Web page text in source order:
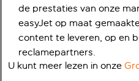
de prestaties van onze
easyJet op maat
content te leveren, op en
reclamepartners.
U kunt meer lezen in onze